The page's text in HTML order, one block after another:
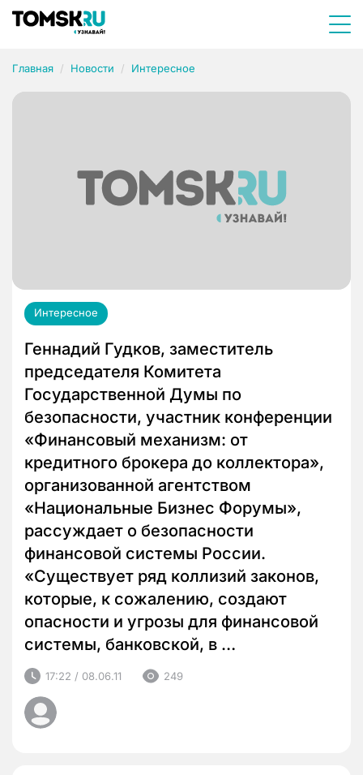
Главная Новости Интересное
Интересное
Геннадий Гудков, заместитель
председателя Комитета
Государственной Думы по
безопасности, участник конференции
«Финансовый механизм: от
кредитного брокера до коллектора»,
организованной агентством
«Национальные Бизнес Форумы»,
рассуждает о безопасности
финансовой системы России.
«Существует ряд коллизий законов,
которые, к сожалению, создают
опасности и угрозы для финансовой
системы, банковской, в …
17:22 / 08.06.11 249